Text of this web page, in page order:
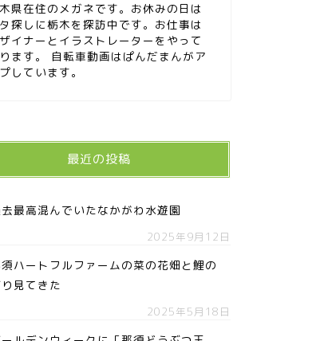
県在住のメガネです。お休みの日は
探しに栃木を探訪中です。お仕事は
イナーとイラストレーターをやって
ます。 自転車動画はぱんだまんがア
しています。
最近の投稿
最高混んでいたなかがわ水遊園
2025年9月12日
ハートフルファームの菜の花畑と鯉の
見てきた
2025年5月18日